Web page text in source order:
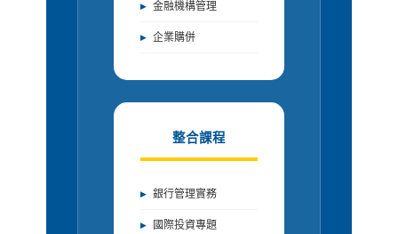
金融機構管理
企業購併
整合課程
銀行管理實務
國際投資專題